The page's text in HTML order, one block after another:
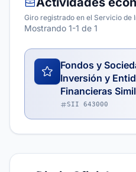
Giro registrado en el Servicio de
Mostrando 1-1 de 1
Fondos y
Inversión y
Financieras
SII 643000